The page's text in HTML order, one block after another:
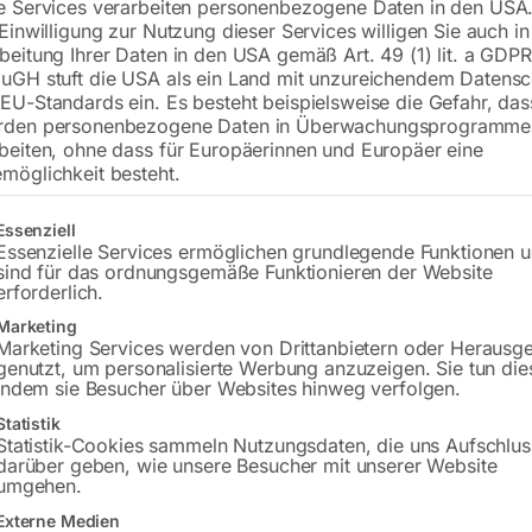
€ 1.200,00
inkl. MwSt. Kostenloser Versand
Lieferzeit:ca. 2 - 3 Tage
Bitte beachten Sie: Die Versandkosten
In den
Sie haben
Gerne
Services verarbeiten personenbezogene Daten in den
zur Nutzung dieser Services willigen Sie auch
Ihrer Daten in den USA gemäß Art. 49 (1) lit. a
stuft die USA als ein Land mit unzureichendem
Standards ein. Es besteht beispielsweise die Gefahr,
personenbezogene Daten in
ohne dass für Europäerinnen und Europäer eine
besteht.
eine Liste der Service-Gruppen, für die eine Einwilligung erteilt
Services ermöglichen grundlegende Funktionen
für das ordnungsgemäße Funktionieren der Website
Services werden von Drittanbietern oder
um personalisierte Werbung anzuzeigen. Sie tun
sie Besucher über Websites hinweg verfolgen.
Cookies sammeln Nutzungsdaten, die uns
geben, wie unsere Besucher mit unserer Website
Medien